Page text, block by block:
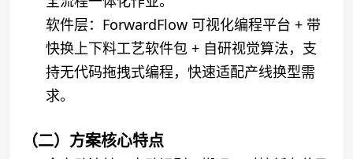
软件层：ForwardFlow 可视化编程平台 + 带
快换上下料工艺软件包 + 自研视觉算法，支
持无代码拖拽式编程，快速适配产线换型需
求。
（二）方案核心特点